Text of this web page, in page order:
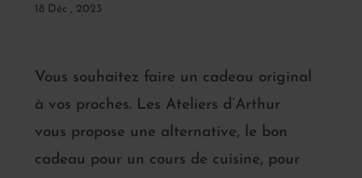
18 Déc , 2023
Vous souhaitez faire un cadeau original
à vos proches. Les Ateliers d’Arthur
vous propose une alternative, le bon
cadeau pour un cours de cuisine, pour